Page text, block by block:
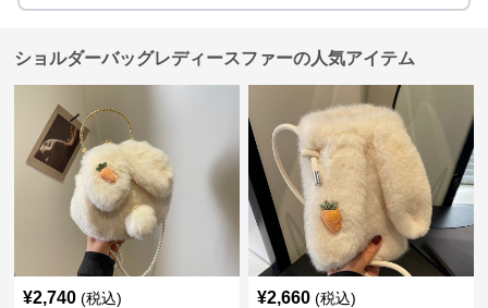
ショルダーバッグレディースファーの人気アイテム
¥2,740 (税込) ¥2,660 (税込)